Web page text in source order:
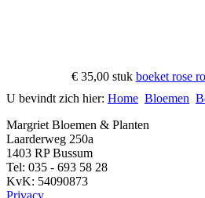
€ 35,00 stuk boeket rose
U bevindt zich hier: Home Bloemen
Margriet Bloemen & Planten
Laarderweg 250a
1403 RP Bussum
Tel: 035 - 693 58 28
KvK: 54090873
Privacy